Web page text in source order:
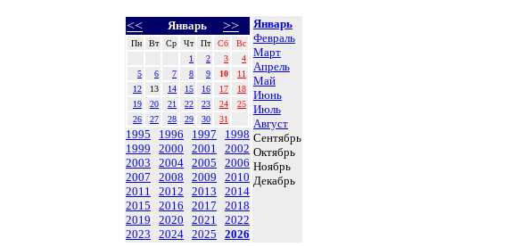
<< Январь >>
Пн Вт Ср Чт Пт Сб
Вс
1
2 3
4
5
6 7 8 9 10
11
12
13 14 15 16 17
18
19
20 21 22 23 24
25
26
27 28 29 30 31
1995 1996 1997
1998
1999
2000 2001
2002
2003
2004 2005
2006
2007
2008 2009
2010
2011
2012 2013
2014
2015
2016 2017
2018
2019
2020 2021
2022
2023
2024 2025 2026
Январь
Февраль
Март
Апрель
Май
Июнь
Июль
Август
Сентябрь
Октябрь
Ноябрь
Декабрь